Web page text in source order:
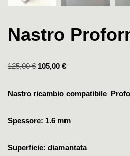
Nastro
125,00€ 105,00 €
Nastro ricambio compatibile
Spessore: 1.6 mm
Superficie: diamantata